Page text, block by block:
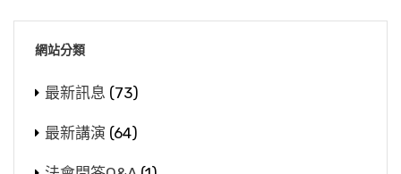
去禮拜阿育王塔，就能超度你母親。我們看下
面：
【贊曰：「目連感佛，教以供僧；子鄰感
為什麼叫做佛歡喜日？因為這一天佛的僧團，彼
此可以舉出過失，在佛前發露懺悔，在僧團面前
自恣日」，實在講也通四眾弟子，因為這個僧有
出家僧、有在家僧。僧它是一個團體，和合眾的
我們現在看到這種情況，的確整個世界的趨勢，
真的是一代不如一代，就愈來愈不好，不是愈來
一樣，真的一代不如一代。
網站分類
最新訊息 (73)
最新講演 (64)